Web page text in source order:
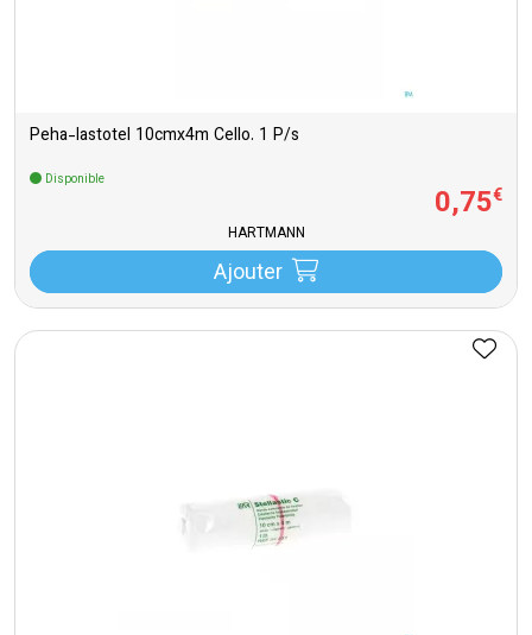
Peha-lastotel 10cmx4m Cello. 1 P/s
Disponible
0,75€
HARTMANN
Ajouter